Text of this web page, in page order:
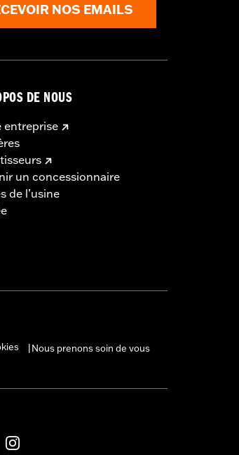
NOS EMAILS
DE NOUS
entreprise
un concessionnaire
de l’usine
Nous prenons soin de vous